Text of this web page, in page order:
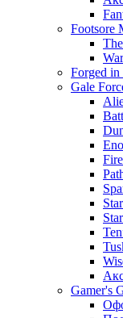
Footsore
Forged in
Gale
Gamer's